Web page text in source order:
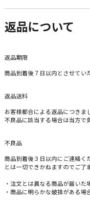
返品について
返品期限
商品到着後７日以内とさせてい
返品送料
お客様都合による返品につきま
不良品に該当する場合は当方で
不良品
商品到着後３日以内にご連絡く
とは一切できかねますのでご了
・注文とは異なる商品が届いた
・商品に明らかな破損がある場